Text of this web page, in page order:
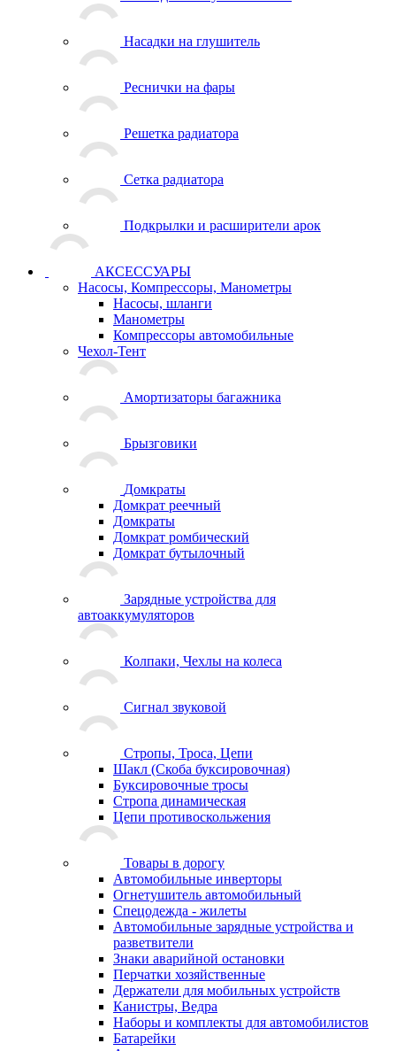
Насадки на глушитель
Реснички на фары
Решетка радиатора
Сетка радиатора
Подкрылки и расширители арок
АКСЕССУАРЫ
Насосы, Компрессоры, Манометры
Насосы, шланги
Манометры
Компрессоры автомобильные
Чехол-Тент
Амортизаторы багажника
Брызговики
Домкраты
Домкрат реечный
Домкраты
Домкрат ромбический
Домкрат бутылочный
Зарядные устройства для
автоаккумуляторов
Колпаки, Чехлы на колеса
Сигнал звуковой
Стропы, Троса, Цепи
Шакл (Скоба буксировочная)
Буксировочные тросы
Стропа динамическая
Цепи противоскольжения
Товары в дорогу
Автомобильные инверторы
Огнетушитель автомобильный
Спецодежда - жилеты
Автомобильные зарядные устройства и
разветвители
Знаки аварийной остановки
Перчатки хозяйственные
Держатели для мобильных устройств
Канистры, Ведра
Наборы и комплекты для автомобилистов
Батарейки